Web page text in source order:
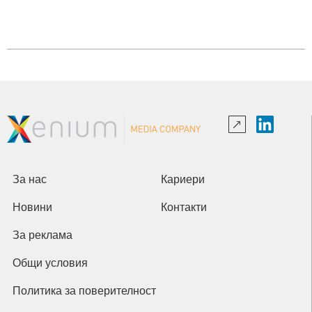
За нас Кариери
Новини Контакти
За реклама
Общи условия
Политика за поверителност